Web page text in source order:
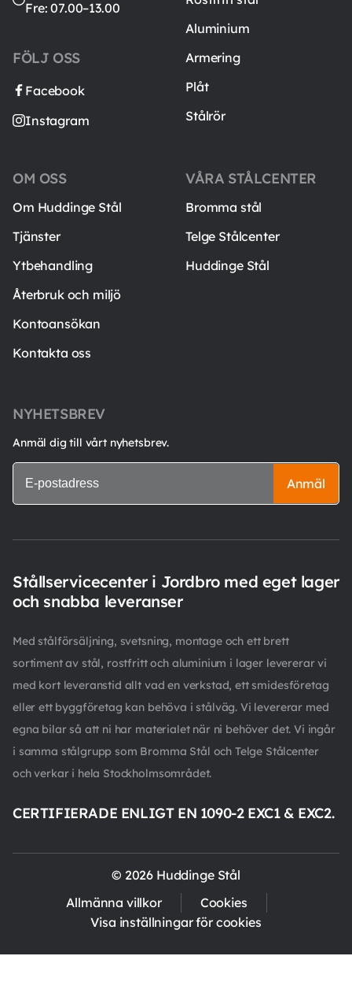
Fre: 07.00–13.00
FÖLJ OSS
Facebook
Instagram
Aluminium
Armering
Plåt
Stålrör
VÅRA STÅLCENTER
Bromma stål
Telge Stålcenter
Huddinge Stål
OM OSS
Om Huddinge Stål
Tjänster
Ytbehandling
Återbruk och miljö
Kontoansökan
Kontakta oss
NYHETSBREV
Anmäl dig till vårt nyhetsbrev.
Anmäl
Stållservicecenter i Jordbro med eget lager
och snabba leveranser
Med stålförsäljning, svetsning, montage och ett brett
sortiment av stål, rostfritt och aluminium i lager levererar vi
med kort leveranstid allt vad en verkstad, ett smidesföretag
eller ett byggföretag kan behöva i stålväg. Vi levererar med
egna bilar så att ni har materialet när ni behöver det. Vi ingår
i samma stålgrupp som Bromma Stål och Telge Stålcenter
och verkar i hela Stockholmsområdet.
CERTIFIERADE ENLIGT EN 1090-2 EXC1 & EXC2.
© 2026 Huddinge Stål
Allmänna villkor
Cookies
Visa inställningar för cookies